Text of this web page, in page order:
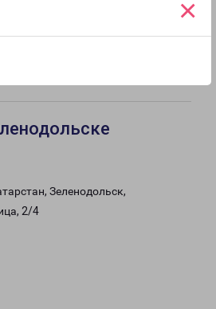
×
Зеленодольск,
2/4